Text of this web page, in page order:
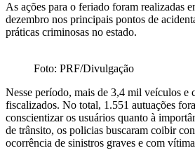
As ações para o feriado foram realizadas
dezembro nos principais pontos de
práticas criminosas no estado.
Foto: PRF/Divulgação
Nesse período, mais de 3,4 mil veículos e
fiscalizados. No total, 1.551 autuações
conscientizar os usuários quanto à
de trânsito, os policias buscaram coibir
ocorrência de sinistros graves e com